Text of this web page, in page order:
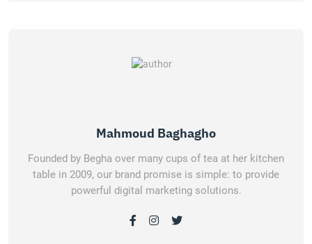
Mahmoud Baghagho
Founded by Begha over many cups of tea at her kitchen
table in 2009, our brand promise is simple: to provide
powerful digital marketing solutions.